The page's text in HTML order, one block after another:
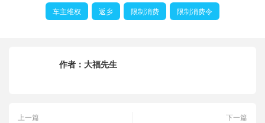
车主维权 返乡 限制消费 限制消费令
作者： 大福先生
上一篇
下一篇